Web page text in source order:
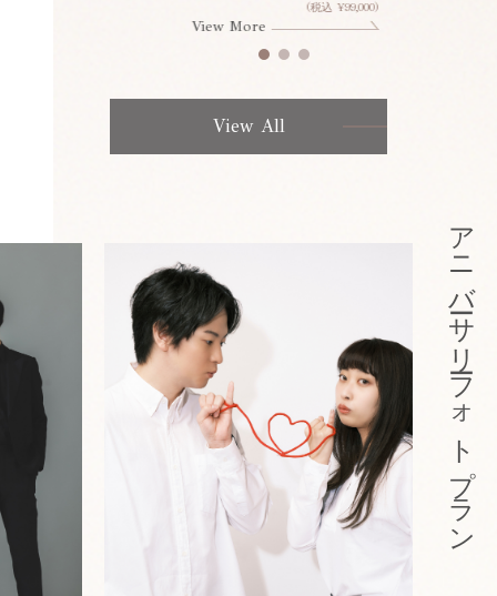
(税込 ¥99,000)
View More
View All
アニバーサリーフォトプラン